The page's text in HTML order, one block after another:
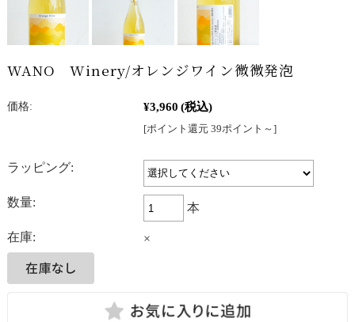
WANO Winery/オレンジワイン微微発泡
価格: ¥3,960 (税込)
[ポイント還元 39ポイント～]
ラッピング:
数量: 本
在庫: ×